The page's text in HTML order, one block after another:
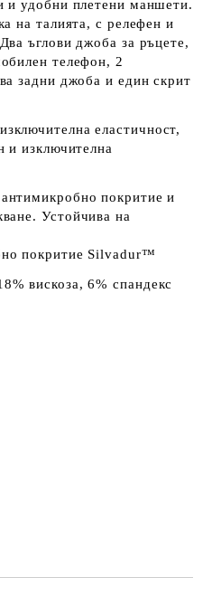
и удобни плетени маншети.
на талията, с релефен и
ъглови джоба за ръцете,
телефон, 2
задни джоба и един скрит
еластичност,
и изключителна
покритие и
Устойчива на
покритие Silvadur™
вискоза, 6% спандекс